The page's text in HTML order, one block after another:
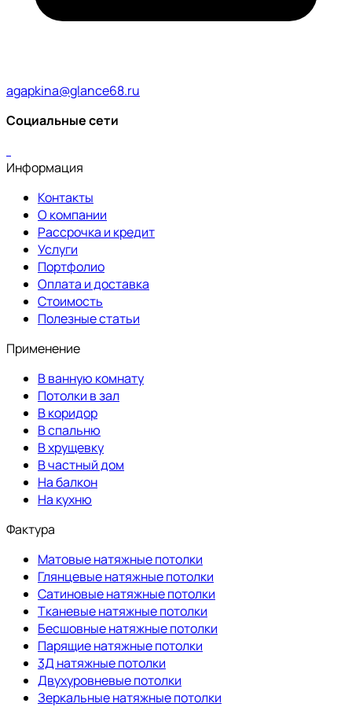
agapkina@glance68.ru
Социальные сети
Информация
Контакты
О компании
Рассрочка и кредит
Услуги
Портфолио
Оплата и доставка
Стоимость
Полезные статьи
Применение
В ванную комнату
Потолки в зал
В коридор
В спальню
В хрущевку
В частный дом
На балкон
На кухню
Фактура
Матовые натяжные потолки
Глянцевые натяжные потолки
Сатиновые натяжные потолки
Тканевые натяжные потолки
Бесшовные натяжные потолки
Парящие натяжные потолки
3Д натяжные потолки
Двухуровневые потолки
Зеркальные натяжные потолки